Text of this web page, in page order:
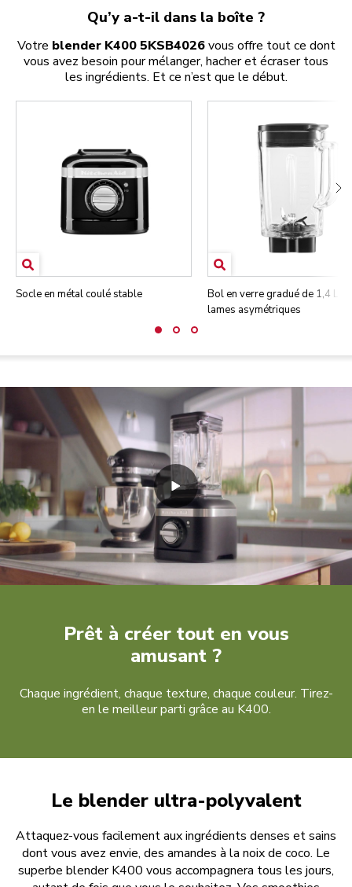
Qu’y a-t-il dans la boîte ?
Votre blender K400 5KSB4026vous offre tout ce dont
vous avez besoin pour mélanger, hacher et écraser tous
les ingrédients. Et ce n’est que le début.
Socle en métal coulé stable
Bol en verre gradué de 1,4 L
lames asymétriques
Prêt à créer tout en vous
amusant ?
Chaque ingrédient, chaque texture, chaque couleur. Tirez-
en le meilleur parti grâce au K400.
Le blender ultra-polyvalent
Attaquez-vous facilement aux ingrédients denses et sains
dont vous avez envie, des amandes à la noix de coco. Le
superbe blender K400 vous accompagnera tous les jours,